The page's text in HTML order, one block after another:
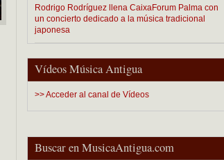
Rodrigo Rodríguez llena CaixaForum Palma con
un concierto dedicado a la música tradicional
japonesa
Vídeos Música Antigua
>> Acceder al canal de Vídeos
Buscar en MusicaAntigua.com